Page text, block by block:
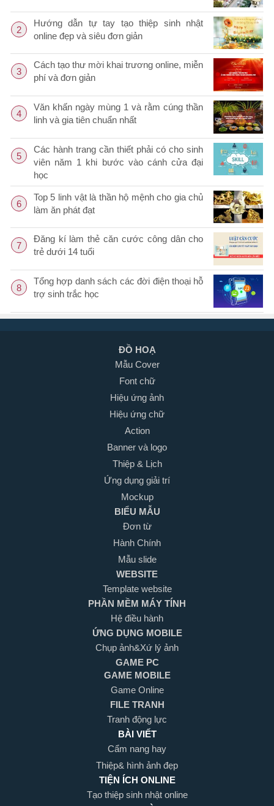
2
Hướng dẫn tự tay tạo thiệp sinh nhật
online đẹp và siêu đơn giản
3
Cách tạo thư mời khai trương online, miễn
phí và đơn giản
4
Văn khấn ngày mùng 1 và rằm cúng thần
linh và gia tiên chuẩn nhất
5
Các hành trang cần thiết phải có cho sinh
viên năm 1 khi bước vào cánh cửa đại
học
6
Top 5 linh vật là thần hộ mệnh cho gia chủ
làm ăn phát đạt
7
Đăng kí làm thẻ căn cước công dân cho
trẻ dưới 14 tuổi
8
Tổng hợp danh sách các đời điện thoại hỗ
trợ sinh trắc học
ĐỒ HOẠ
Mẫu Cover
Font chữ
Hiệu ứng ảnh
Hiệu ứng chữ
Action
Banner và logo
Thiệp & Lịch
Ứng dụng giải trí
Mockup
BIỂU MẪU
Đơn từ
Hành Chính
Mẫu slide
WEBSITE
Template website
PHẦN MỀM MÁY TÍNH
Hệ điều hành
ỨNG DỤNG MOBILE
Chụp ảnh&Xứ lý ảnh
GAME PC
GAME MOBILE
Game Online
FILE TRANH
Tranh động lực
BÀI VIẾT
Cẩm nang hay
Thiệp& hình ảnh đẹp
TIỆN ÍCH ONLINE
Tạo thiệp sinh nhật online